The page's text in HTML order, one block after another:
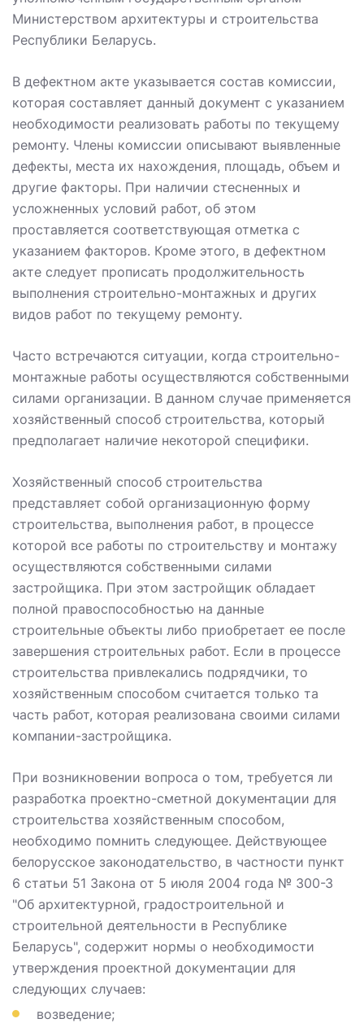
Министерством архитектуры и строительства
Республики Беларусь.
В дефектном акте указывается состав комиссии,
которая составляет данный документ с указанием
необходимости реализовать работы по текущему
ремонту. Члены комиссии описывают выявленные
дефекты, места их нахождения, площадь, объем и
другие факторы. При наличии стесненных и
усложненных условий работ, об этом
проставляется соответствующая отметка с
указанием факторов. Кроме этого, в дефектном
акте следует прописать продолжительность
выполнения строительно-монтажных и других
видов работ по текущему ремонту.
Часто встречаются ситуации, когда строительно-
монтажные работы осуществляются собственными
силами организации. В данном случае применяется
хозяйственный способ строительства, который
предполагает наличие некоторой специфики.
Хозяйственный способ строительства
представляет собой организационную форму
строительства, выполнения работ, в процессе
которой все работы по строительству и монтажу
осуществляются собственными силами
застройщика. При этом застройщик обладает
полной правоспособностью на данные
строительные объекты либо приобретает ее после
завершения строительных работ. Если в процессе
строительства привлекались подрядчики, то
хозяйственным способом считается только та
часть работ, которая реализована своими силами
компании-застройщика.
При возникновении вопроса о том, требуется ли
разработка проектно-сметной документации для
строительства хозяйственным способом,
необходимо помнить следующее. Действующее
белорусское законодательство, в частности пункт
6 статьи 51 Закона от 5 июля 2004 года № 300-З
"Об архитектурной, градостроительной и
строительной деятельности в Республике
Беларусь", содержит нормы о необходимости
утверждения проектной документации для
следующих случаев:
возведение;